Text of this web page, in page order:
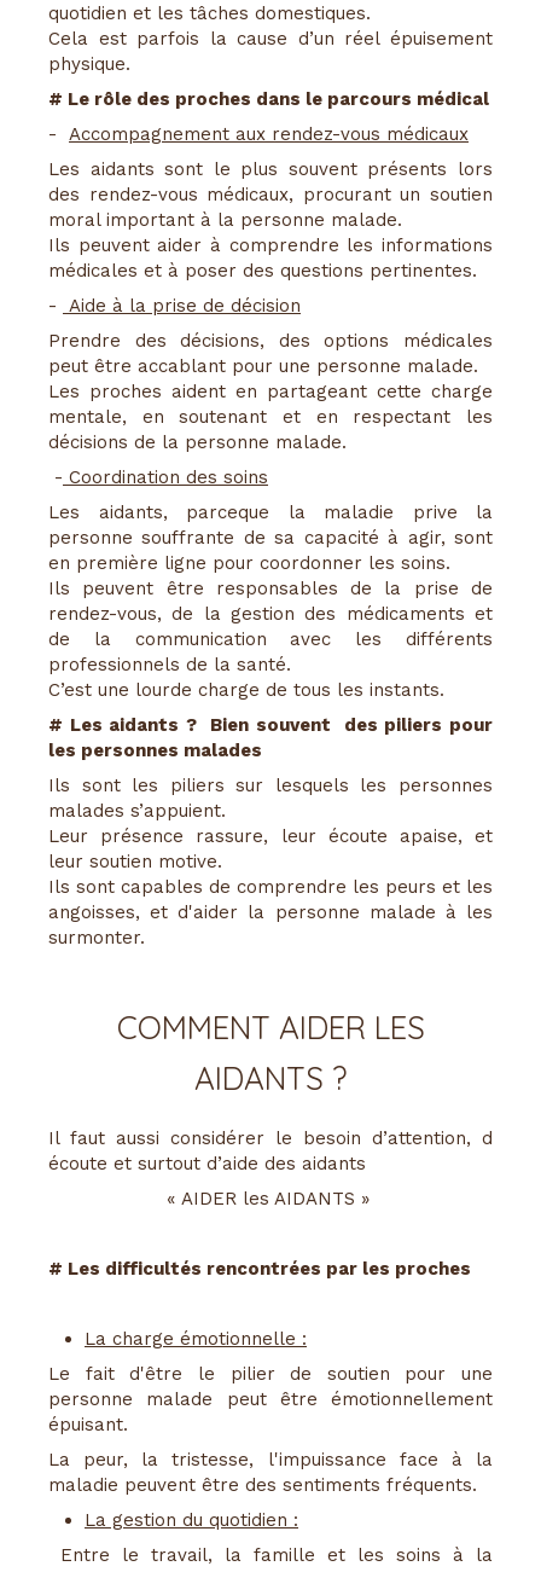
quotidien et les tâches domestiques.
Cela est parfois la cause d’un réel épuisement
physique.
# Le rôle des proches dans le parcours médical
- Accompagnement aux rendez-vous médicaux
Les aidants sont le plus souvent présents lors
des rendez-vous médicaux, procurant un soutien
moral important à la personne malade.
Ils peuvent aider à comprendre les informations
médicales et à poser des questions pertinentes.
-
Aide à la prise de décision
Prendre des décisions, des options médicales
peut être accablant pour une personne malade.
Les proches aident en partageant cette charge
mentale, en soutenant et en respectant les
décisions de la personne malade.
- Coordination des soins
Les aidants, parceque la maladie prive la
personne souffrante de sa capacité à agir, sont
en première ligne pour coordonner les soins.
Ils peuvent être responsables de la prise de
rendez-vous, de la gestion des médicaments et
de la communication avec les différents
professionnels de la santé.
C’est une lourde charge de tous les instants.
# Les aidants ? Bien souvent des piliers pour
les personnes malades
Ils sont les piliers sur lesquels les personnes
malades s’appuient.
Leur présence rassure, leur écoute apaise, et
leur soutien motive.
Ils sont capables de comprendre les peurs et les
angoisses, et d'aider la personne malade à les
surmonter.
COMMENT AIDER LES
AIDANTS ?
Il faut aussi considérer le besoin d’attention, d
écoute et surtout d’aide des aidants
« AIDER les AIDANTS »
# Les difficultés rencontrées par les proches
La charge émotionnelle :
Le fait d'être le pilier de soutien pour une
personne malade peut être émotionnellement
épuisant.
La peur, la tristesse, l'impuissance face à la
maladie peuvent être des sentiments fréquents.
La gestion du quotidien :
Entre le travail, la famille et les soins à la